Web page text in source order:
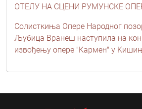
ОТЕЛУ НА СЦЕНИ РУМУНСКЕ
Солисткиња Опере Народног
Љубица Вранеш наступила на
извођењу опере "Kармен" у